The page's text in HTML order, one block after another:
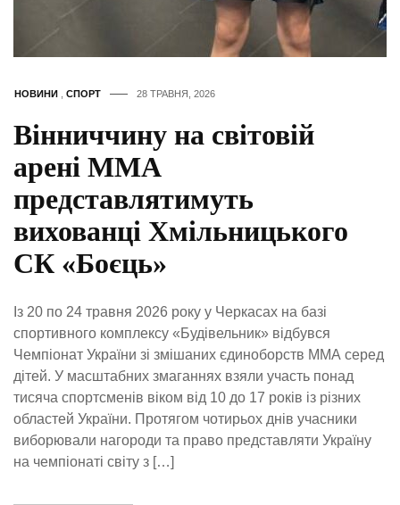
НОВИНИ СПОРТ 28 ТРАВНЯ, 2026
Вінниччину на світовій
арені ММА
представлятимуть
вихованці Хмільницького
СК «Боєць»
Із 20 по 24 травня 2026 року у Черкасах на базі
спортивного комплексу «Будівельник» відбувся
Чемпіонат України зі змішаних єдиноборств ММА серед
дітей. У масштабних змаганнях взяли участь понад
тисяча спортсменів віком від 10 до 17 років із різних
областей України. Протягом чотирьох днів учасники
виборювали нагороди та право представляти Україну
на чемпіонаті світу з […]